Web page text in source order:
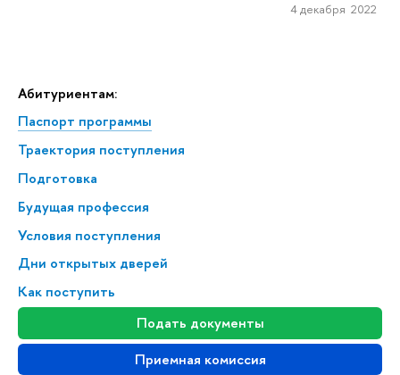
Абитуриентам:
Паспорт программы
Траектория поступления
Подготовка
Будущая профессия
Условия поступления
Дни открытых дверей
Как поступить
Подать документы
Приемная комиссия
4 декабря 2022